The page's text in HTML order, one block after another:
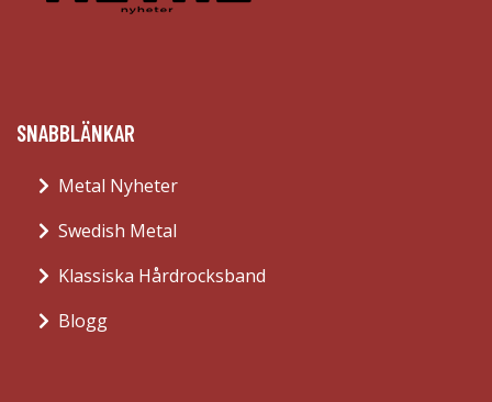
SNABBLÄNKAR
Metal Nyheter
Swedish Metal
Klassiska Hårdrocksband
Blogg